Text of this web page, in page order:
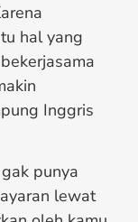
hal yang
Inggris
punya
lewat